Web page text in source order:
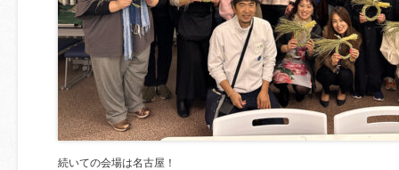
続いての会場は名古屋！